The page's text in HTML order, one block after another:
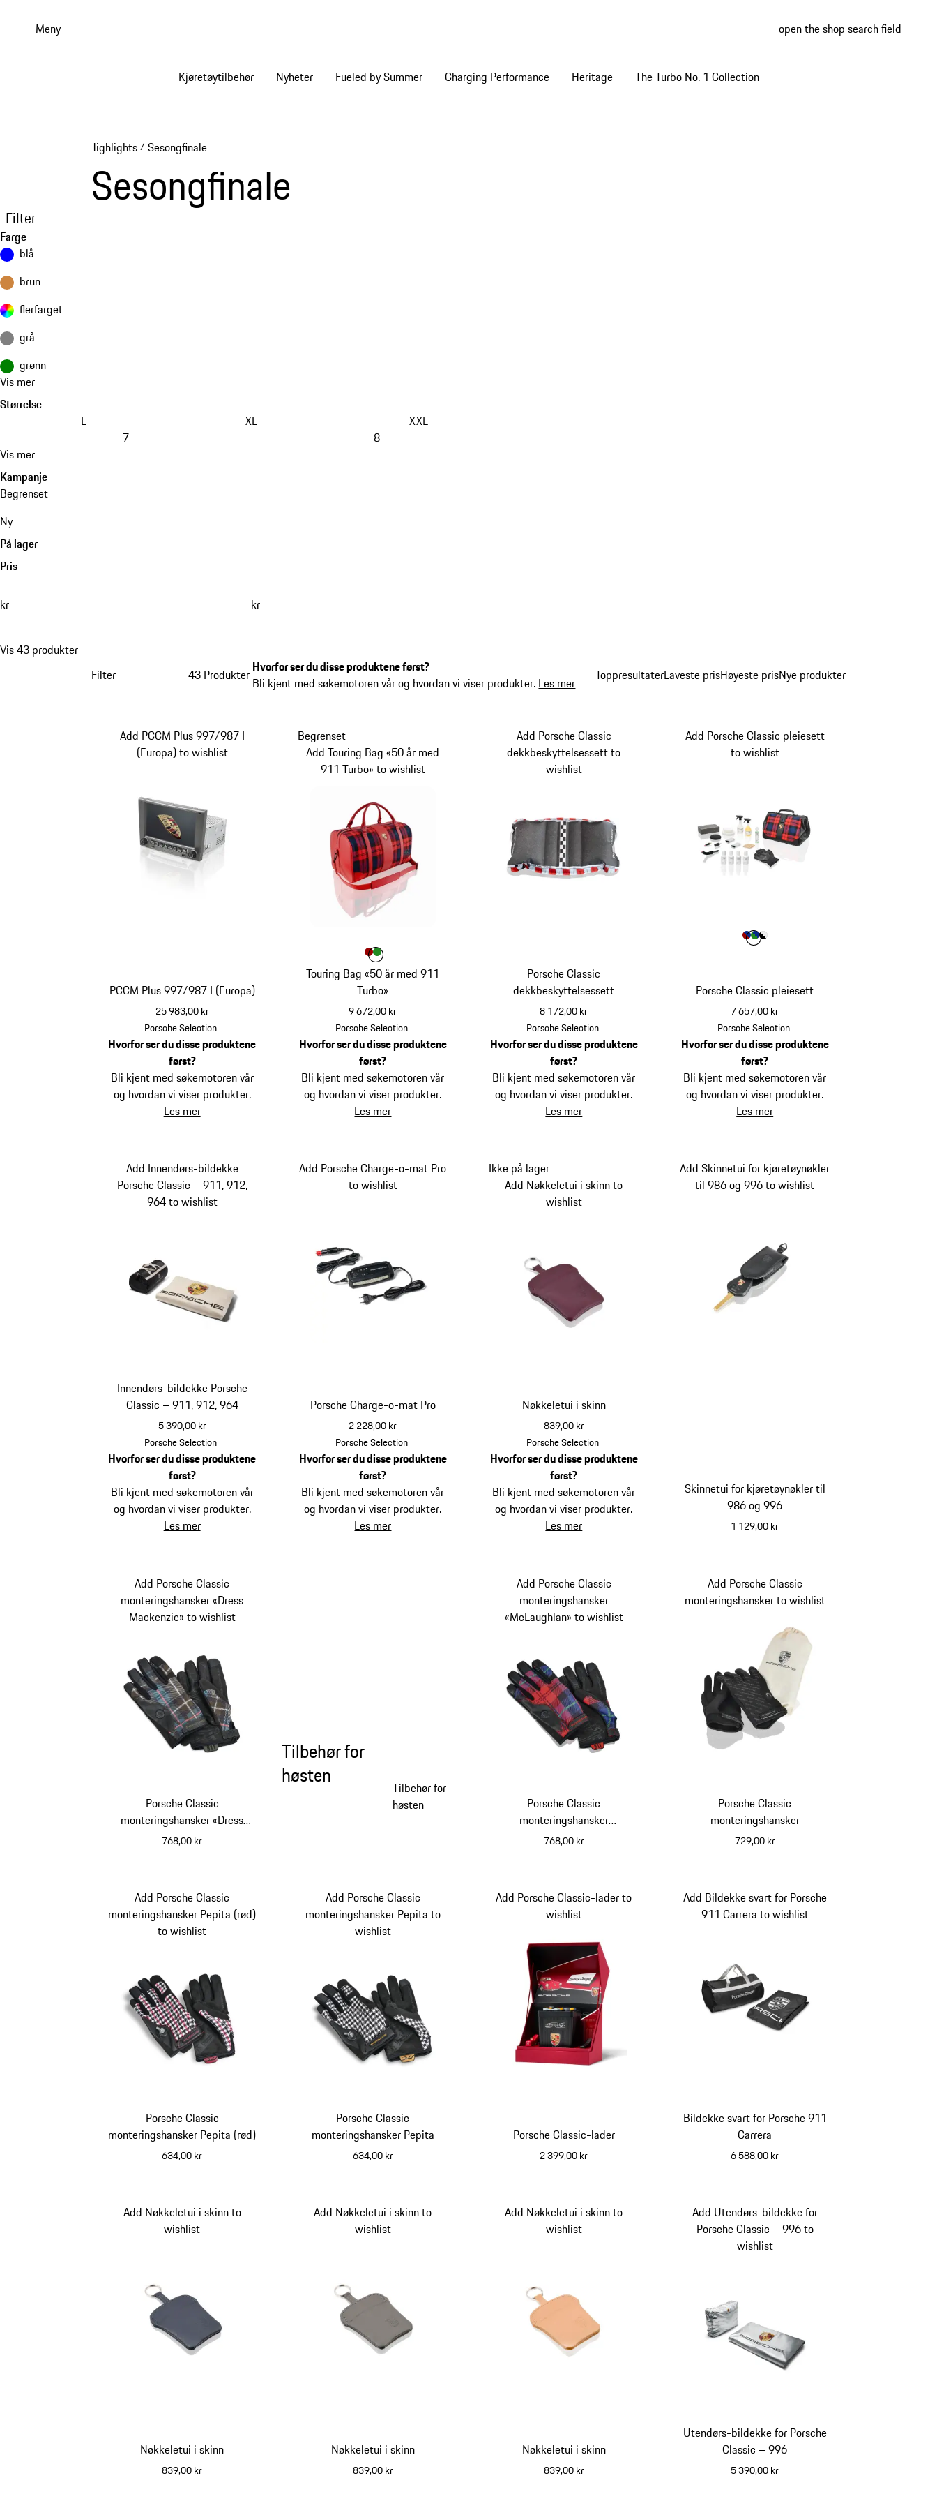
Meny open the shop search field
Kjøretøytilbehør Nyheter Fueled by Summer Charging Performance Heritage The Turbo No. 1 Collection
Highlights / Sesongfinale
Sesongfinale
Filter
Farge
blå
brun
flerfarget
grå
grønn
Vis mer
Størrelse
L
XL
XXL
7
8
Vis mer
Kampanje
Begrenset
Ny
På lager
Pris
kr kr
Vis 43 produkter
Filter
ToppresultaterLaveste prisHøyeste prisNye produkter
43 Produkter Hvorfor ser du disse produktene først?
Bli kjent med søkemotoren vår og hvordan vi viser produkter. Les mer
PCCM Plus 997/987 I (Europa)
25 983,00 kr
Add PCCM Plus 997/987 I
(Europa) to wishlist
Porsche Selection
Hvorfor ser du disse produktene
først?
Bli kjent med søkemotoren vår
og hvordan vi viser produkter.
Les mer
Touring Bag «50 år med 911
Turbo»
9 672,00 kr
rød
Begrenset
Add Touring Bag «50 år med
911 Turbo» to wishlist
Farge
FargeFarge
Porsche Selection
Hvorfor ser du disse produktene
først?
Bli kjent med søkemotoren vår
og hvordan vi viser produkter.
Les mer
Porsche Classic
dekkbeskyttelsessett
8 172,00 kr
Add Porsche Classic
dekkbeskyttelsessett to
wishlist
Porsche Selection
Hvorfor ser du disse produktene
først?
Bli kjent med søkemotoren vår
og hvordan vi viser produkter.
Les mer
Porsche Classic pleiesett
7 657,00 kr
rødblå
Add Porsche Classic pleiesett
to wishlist
Farge
Farge
FargeFarge
Porsche Selection
Hvorfor ser du disse produktene
først?
Bli kjent med søkemotoren vår
og hvordan vi viser produkter.
Les mer
Innendørs-bildekke Porsche
Classic – 911, 912, 964
5 390,00 kr
Add Innendørs-bildekke
Porsche Classic – 911, 912,
964 to wishlist
Porsche Selection
Hvorfor ser du disse produktene
først?
Bli kjent med søkemotoren vår
og hvordan vi viser produkter.
Les mer
Porsche Charge-o-mat Pro
2 228,00 kr
Add Porsche Charge-o-mat Pro
to wishlist
Porsche Selection
Hvorfor ser du disse produktene
først?
Bli kjent med søkemotoren vår
og hvordan vi viser produkter.
Les mer
Nøkkeletui i skinn
839,00 kr
rød
Ikke på lager
Add Nøkkeletui i skinn to
wishlist
Porsche Selection
Hvorfor ser du disse produktene
først?
Bli kjent med søkemotoren vår
og hvordan vi viser produkter.
Les mer
Skinnetui for kjøretøynøkler til
986 og 996
1 129,00 kr
Add Skinnetui for kjøretøynøkler
til 986 og 996 to wishlist
Porsche Classic
monteringshansker «Dress
Mackenzie»
768,00 kr
Add Porsche Classic
monteringshansker «Dress
Mackenzie» to wishlist
Tilbehør for
høsten
Tilbehør for
høsten
Porsche Classic
monteringshansker
«McLaughlan»
768,00 kr
Add Porsche Classic
monteringshansker
«McLaughlan» to wishlist
Porsche Classic
monteringshansker
729,00 kr
Add Porsche Classic
monteringshansker to wishlist
Porsche Classic
monteringshansker Pepita (rød)
634,00 kr
Add Porsche Classic
monteringshansker Pepita (rød)
to wishlist
Porsche Classic
monteringshansker Pepita
634,00 kr
Add Porsche Classic
monteringshansker Pepita to
wishlist
Porsche Classic-lader
2 399,00 kr
Add Porsche Classic-lader to
wishlist
Bildekke svart for Porsche 911
Carrera
6 588,00 kr
Add Bildekke svart for Porsche
911 Carrera to wishlist
Nøkkeletui i skinn
839,00 kr
Add Nøkkeletui i skinn to
wishlist
Nøkkeletui i skinn
839,00 kr
Add Nøkkeletui i skinn to
wishlist
Nøkkeletui i skinn
839,00 kr
Add Nøkkeletui i skinn to
wishlist
Utendørs-bildekke for Porsche
Classic – 996
5 390,00 kr
Add Utendørs-bildekke for
Porsche Classic – 996 to
wishlist